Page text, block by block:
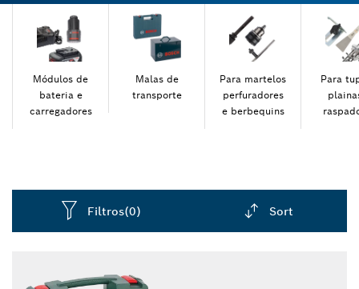
maximizar a vida útil da tua ferramenta. Os mandris,
as brocas e os punhos melhoram o desempenho dos
teus berbequins e aparafusadoras. Guias de lixar,
pratos e estruturas são apenas alguns dos inúmeros
acessórios para lixadeiras disponíveis. Obtém o
melhor resultado possível com os acessórios Bosch
para berbequins, aparafusadoras, serras e lixadeiras.
Módulos de
bateria e
carregadores
Malas de
transporte
Para martelos
perfuradores
e berbequins
Para
Filtros(0) Sort